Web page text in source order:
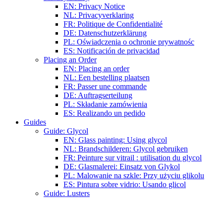
EN: Privacy Notice
NL: Privacyverklaring
FR: Politique de Confidentialité
DE: Datenschutzerklärung
PL: Oświadczenia o ochronie prywatnośc
ES: Notificación de privacidad
Placing an Order
EN: Placing an order
NL: Een bestelling plaatsen
FR: Passer une commande
DE: Auftragserteilung
PL: Składanie zamówienia
ES: Realizando un pedido
Guides
Guide: Glycol
EN: Glass painting: Using glycol
NL: Brandschilderen: Glycol gebruiken
FR: Peinture sur vitrail : utilisation du glycol
DE: Glasmalerei: Einsatz von Glykol
PL: Malowanie na szkle: Przy użyciu glikolu
ES: Pintura sobre vidrio: Usando glicol
Guide: Lusters